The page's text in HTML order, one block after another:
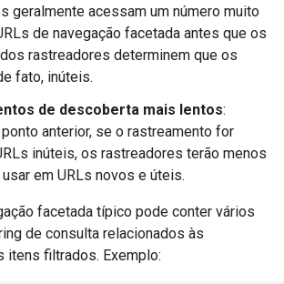
geralmente acessam um número muito
de navegação facetada antes que os
rastreadores determinem que os
fato, inúteis.
de descoberta mais lentos:
anterior, se o rastreamento for
inúteis, os rastreadores terão menos
em URLs novos e úteis.
facetada típico pode conter vários
de consulta relacionados às
itens filtrados. Exemplo: